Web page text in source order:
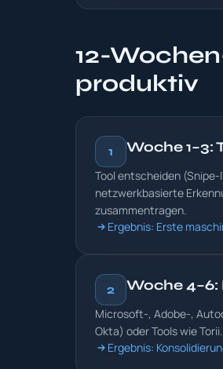
12-
produktiv
1 Woche 1–3:
Tool entscheiden
netzwerkbasierte
zusammentragen.
Ergebnis: Erste
2 Woche
Microsoft-, Adobe-,
Okta) oder Tools wie
Ergebnis: